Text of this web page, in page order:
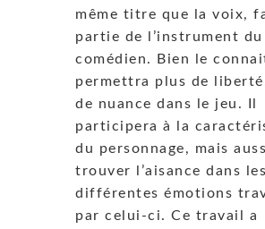
même titre que la voix,
partie de l’instrument du
comédien. Bien le
permettra plus de
de nuance dans le jeu. Il
participera à la
du personnage, mais
trouver l’aisance dans les
différentes émotions
par celui-ci. Ce travail a